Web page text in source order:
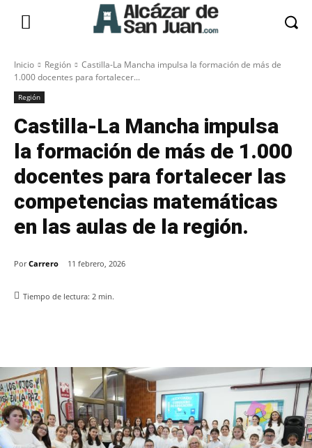
Inicio Región
Castilla-La Mancha impulsa la formación de más de
1.000 docentes para fortalecer...
Región
Castilla-La Mancha impulsa
la formación de más de 1.000
docentes para fortalecer las
competencias matemáticas
en las aulas de la región.
Por Carrero 11 febrero, 2026
Tiempo de lectura: 2 min.